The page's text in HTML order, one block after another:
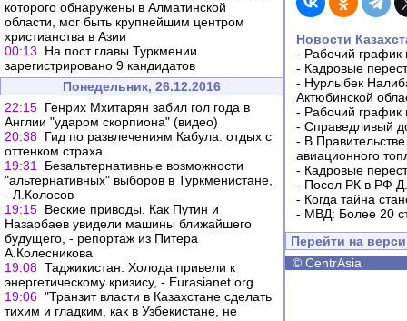
которого обнаружены в Алматинской
области, мог быть крупнейшим центром
христианства в Азии
00:13
На пост главы Туркмении
зарегистрировано 9 кандидатов
Понедельник, 26.12.2016
22:15 Генрих Мхитарян забил гол года в
Англии "ударом скорпиона" (видео)
20:38 Гид по развлечениям Кабула: отдых с
оттенком страха
19:31
Безальтернативные возможности
"альтернативных" выборов в Туркменистане,
- Л.Колосов
19:15 Веские приводы. Как Путин и
Назарбаев увидели машины ближайшего
будущего, - репортаж из Питера
А.Колесникова
19:08 Таджикистан: Холода привели к
энергетическому кризису, - Еurasianet.org
19:06 "Транзит власти в Казахстане сделать
тихим и гладким, как в Узбекистане, не
Новости
- Рабочий график
- Кадровые
- Нурлыбек
Актюбинской
- Рабочий график
- Справедливый
- В
авиационного
- Кадровые
- Посол РК в РФ
- Когда тайна
- МВД: Более 20
Перейти на
© CentrAsia